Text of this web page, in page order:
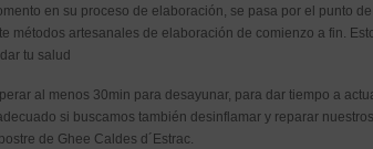
en su proceso de elaboración, se pasa por el punto de
métodos artesanales de elaboración de comienzo a fin.
tu salud
al menos 30min para desayunar, para dar tiempo a
si buscamos también desinflamar y reparar nuestros
de Ghee Caldes d´Estrac.